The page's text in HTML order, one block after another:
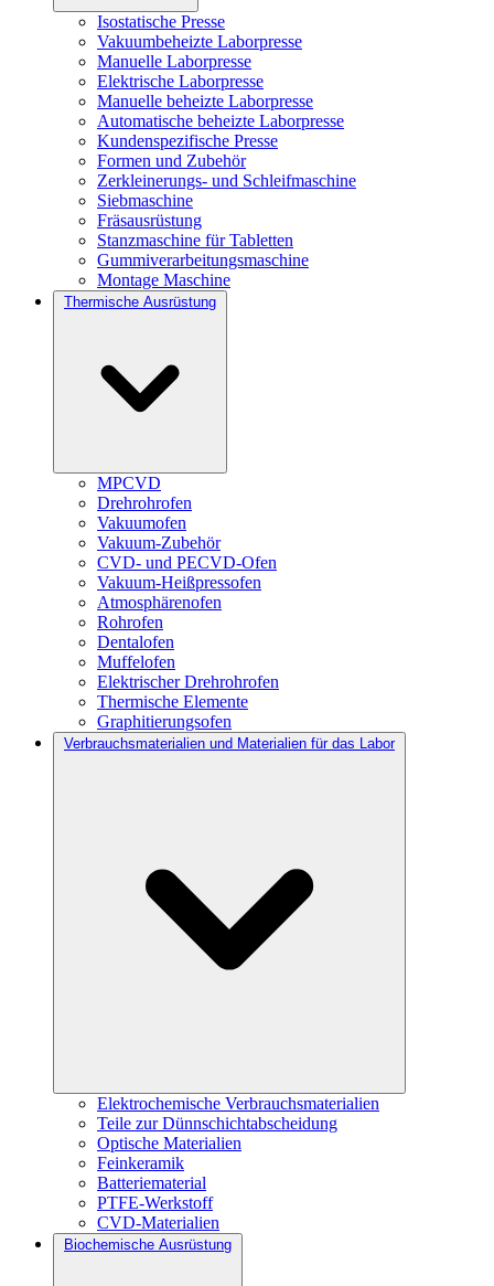
Isostatische Presse
Vakuumbeheizte Laborpresse
Manuelle Laborpresse
Elektrische Laborpresse
Manuelle beheizte Laborpresse
Automatische beheizte Laborpresse
Kundenspezifische Presse
Formen und Zubehör
Zerkleinerungs- und Schleifmaschine
Siebmaschine
Fräsausrüstung
Stanzmaschine für Tabletten
Gummiverarbeitungsmaschine
Montage Maschine
Thermische Ausrüstung
MPCVD
Drehrohrofen
Vakuumofen
Vakuum-Zubehör
CVD- und PECVD-Ofen
Vakuum-Heißpressofen
Atmosphärenofen
Rohrofen
Dentalofen
Muffelofen
Elektrischer Drehrohrofen
Thermische Elemente
Graphitierungsofen
Verbrauchsmaterialien und Materialien für das Labor
Elektrochemische Verbrauchsmaterialien
Teile zur Dünnschichtabscheidung
Optische Materialien
Feinkeramik
Batteriematerial
PTFE-Werkstoff
CVD-Materialien
Biochemische Ausrüstung